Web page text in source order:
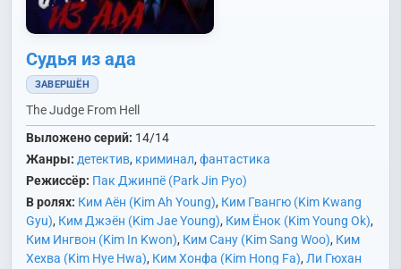
Судья из ада
ЗАВЕРШЁН
The Judge From Hell
Выложено серий: 14/14
Жанры: детектив, криминал,фантастика
Режиссёр: Пак Джинпё (Park Jin Pyo)
В ролях: Ким Аён (Kim Ah Young), Ким Гвангю (Kim Kwang
Gyu), Ким Джэён (Kim Jae Young), Ким Ёнок (Kim Young Ok),
Ким Ингвон (Kim In Kwon), Ким Сану (Kim Sang Woo), Ким
Хехва (Kim Hye Hwa), Ким Хонфа (Kim Hong Fa), Ли Гюхан